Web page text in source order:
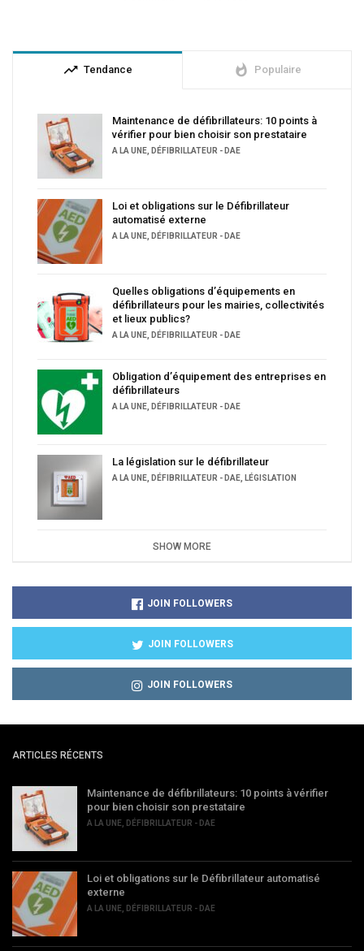
trending_up Tendance whatshot Populaire
Maintenance de défibrillateurs: 10 points à
vérifier pour bien choisir son prestataire
A LA UNE DÉFIBRILLATEUR - DAE
Loi et obligations sur le Défibrillateur
automatisé externe
A LA UNE DÉFIBRILLATEUR - DAE
Quelles obligations d’équipements en
défibrillateurs pour les mairies, collectivités
et lieux publics?
A LA UNE DÉFIBRILLATEUR - DAE
Obligation d’équipement des entreprises en
défibrillateurs
A LA UNE DÉFIBRILLATEUR - DAE
La législation sur le défibrillateur
A LA UNE DÉFIBRILLATEUR - DAE LÉGISLATION
SHOW MORE
JOIN FOLLOWERS
JOIN FOLLOWERS
JOIN FOLLOWERS
ARTICLES RÉCENTS
Maintenance de défibrillateurs: 10 points à vérifier
pour bien choisir son prestataire
A LA UNE DÉFIBRILLATEUR - DAE
Loi et obligations sur le Défibrillateur automatisé
externe
A LA UNE DÉFIBRILLATEUR - DAE